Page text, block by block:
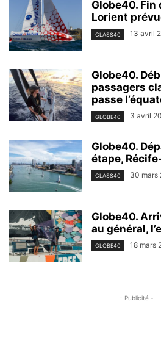
Globe40. Fin
Lorient
CLASS40 13 avril
Globe40.
passagers
passe
GLOBE40 3 avril
Globe40.
étape,
CLASS40 30 mars
Globe40.
au général,
GLOBE40 18 mars
- Publicité -